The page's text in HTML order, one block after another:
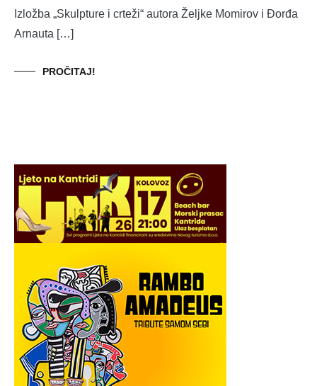
Izložba „Skulpture i crteži“ autora Željke Momirov i Đorđa
Arnauta […]
PROČITAJ!